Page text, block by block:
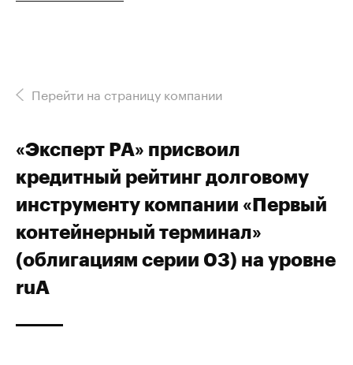
Перейти на страницу компании
«Эксперт РА» присвоил
кредитный рейтинг долговому
инструменту компании «Первый
контейнерный терминал»
(облигациям серии 03) на уровне
ruА